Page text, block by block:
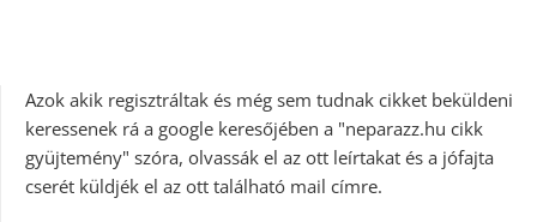
Azok akik regisztráltak és még sem tudnak cikket beküldeni
keressenek rá a google keresőjében a "neparazz.hu cikk
gyüjtemény" szóra, olvassák el az ott leírtakat és a jófajta
cserét küldjék el az ott található mail címre.